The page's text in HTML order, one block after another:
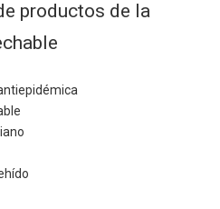
productos de la